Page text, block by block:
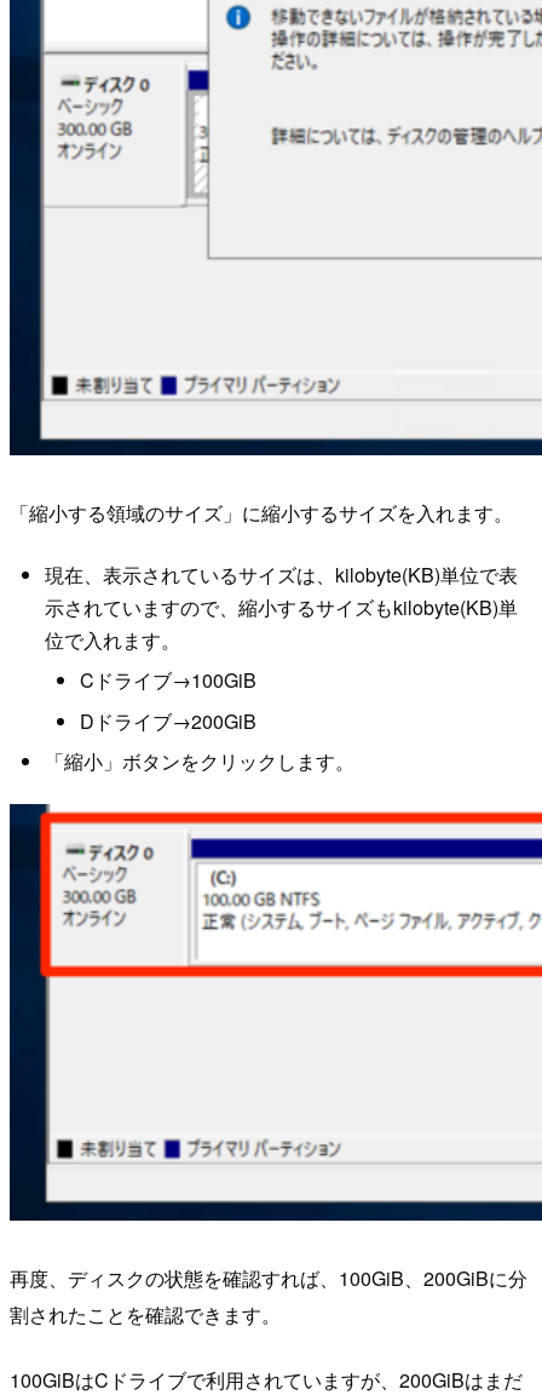
「縮小する領域のサイズ」に縮小するサイズを入れます。
現在、表示されているサイズは、kilobyte(KB)単位で表
示されていますので、縮小するサイズもkilobyte(KB)単
位で入れます。
Cドライブ→100GiB
Dドライブ→200GiB
「縮小」ボタンをクリックします。
再度、ディスクの状態を確認すれば、100GiB、200GiBに分
割されたことを確認できます。
100GiBはCドライブで利用されていますが、200GiBはまだ